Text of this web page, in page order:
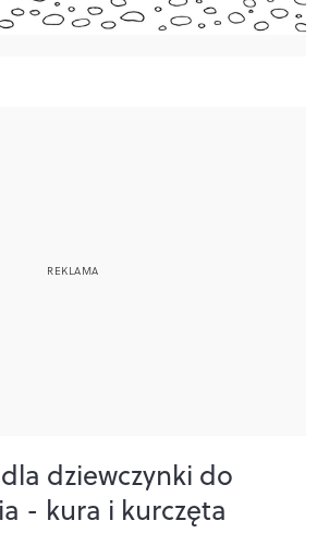
dziewczynki do
- kura i kurczęta